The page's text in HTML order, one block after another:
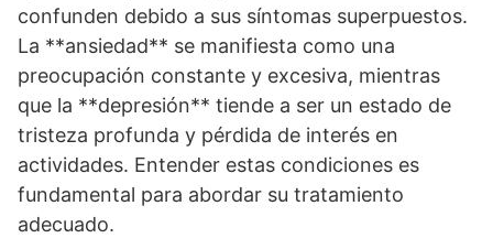
confunden debido a sus sí­ntomas superpuestos.
La **ansiedad** se manifiesta como una
preocupación constante y excesiva, mientras
que la **depresión** tiende a ser un estado de
tristeza profunda y pérdida de interés en
actividades. Entender estas condiciones es
fundamental para abordar su tratamiento
adecuado.